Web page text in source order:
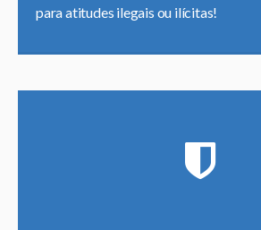
para atitudes ilegais ou ilícitas!